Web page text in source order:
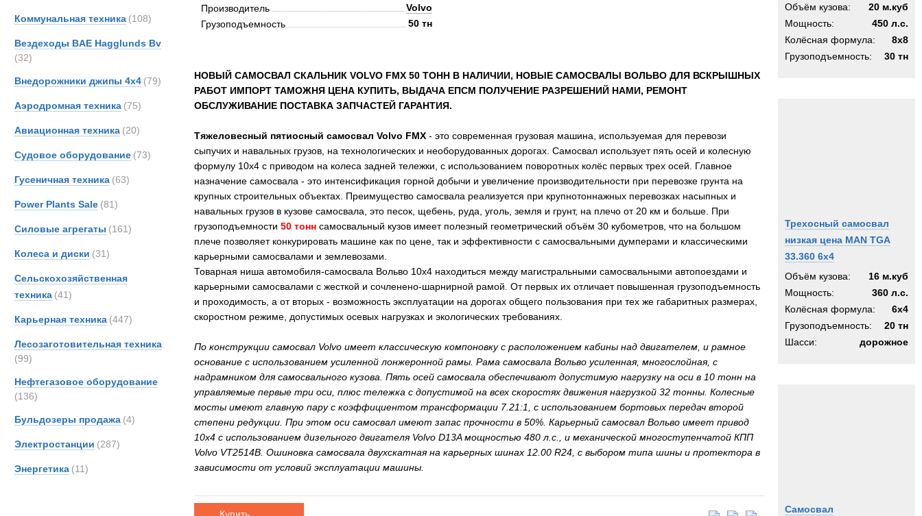
Коммунальная техника (108)
Вездеходы BAE Hagglunds Bv
(32)
Внедорожники джипы 4х4 (79)
Аэродромная техника (75)
Авиационная техника (20)
Судовое оборудование (73)
Гусеничная техника (63)
Power Plants Sale (81)
Силовые агрегаты (161)
Колеса и диски (31)
Сельскохозяйственная
техника (41)
Карьерная техника (447)
Лесозаготовительная техника
(99)
Нефтегазовое оборудование
(136)
Бульдозеры продажа (4)
Электростанции (287)
Энергетика (11)
Объём кузова:
20 м.куб
Мощность:
450 л.с.
Колёсная формула:
8x8
Грузоподъемность:
30 тн
Трехосный самосвал
низкая цена MAN TGA
33.360 6x4
Объём кузова:
16 м.куб
Мощность:
360 л.с.
Колёсная формула:
6x4
Грузоподъемность:
20 тн
Шасси:
дорожное
Самосвал
Производитель
Volvo
Грузоподъемность
50 тн
НОВЫЙ САМОСВАЛ СКАЛЬНИК VOLVO FMX 50 ТОНН В НАЛИЧИИ, НОВЫЕ САМОСВАЛЫ ВОЛЬВО ДЛЯ ВСКРЫШНЫХ
РАБОТ ИМПОРТ ТАМОЖНЯ ЦЕНА КУПИТЬ, ВЫДАЧА ЕПСМ ПОЛУЧЕНИЕ РАЗРЕШЕНИЙ НАМИ, РЕМОНТ
ОБСЛУЖИВАНИЕ ПОСТАВКА ЗАПЧАСТЕЙ ГАРАНТИЯ.
Тяжеловесный пятиосный самосвал Volvo FMX - это современная грузовая машина, используемая для перевози
сыпучих и навальных грузов, на технологических и необорудованных дорогах. Самосвал использует пять осей и колесную
формулу 10х4 с приводом на колеса задней тележки, с использованием поворотных колёс первых трех осей. Главное
назначение самосвала - это интенсификация горной добычи и увеличение производительности при перевозке грунта на
крупных строительных объектах. Преимущество самосвала реализуется при крупнотоннажных перевозках насыпных и
навальных грузов в кузове самосвала, это песок, щебень, руда, уголь, земля и грунт, на плечо от 20 км и больше. При
грузоподъемности 50 тонн самосвальный кузов имеет полезный геометрический объём 30 кубометров, что на большом
плече позволяет конкурировать машине как по цене, так и эффективности с самосвальными думперами и классическими
карьерными самосвалами и землевозами.
Товарная ниша автомобиля-самосвала Вольво 10х4 находиться между магистральными самосвальными автопоездами и
карьерными самосвалами с жесткой и сочленено-шарнирной рамой. От первых их отличает повышенная грузоподъемность
и проходимость, а от вторых - возможность эксплуатации на дорогах общего пользования при тех же габаритных размерах,
скоростном режиме, допустимых осевых нагрузках и экологических требованиях.
По конструкции самосвал Volvo имеет классическую компоновку с расположением кабины над двигателем, и рамное
основание с использованием усиленной лонжеронной рамы. Рама самосвала Вольво усиленная, многослойная, с
надрамником для самосвального кузова. Пять осей самосвала обеспечивают допустимую нагрузку на оси в 10 тонн на
управляемые первые три оси, плюс тележка с допустимой на всех скоростях движения нагрузкой 32 тонны. Колесные
мосты имеют главную пару с коэффициентом трансформации 7.21:1, с использованием бортовых передач второй
степени редукции. При этом оси самосвал имеют запас прочности в 50%. Карьерный самосвал Вольво имеет привод
10х4 с использованием дизельного двигателя Volvo D13A мощностью 480 л.с., и механической многоступенчатой КПП
Volvo VT2514B. Ошиновка самосвала двухскатная на карьерных шинах 12.00 R24, с выбором типа шины и протектора в
зависимости от условий эксплуатации машины.